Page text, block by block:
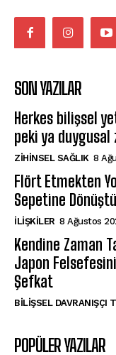
SON YAZILAR
Herkes bilişsel
peki ya duygusal
ZIHINSEL SAĞLIK 8
Flört Etmekten
Sepetine
İLIŞKILER 8 Ağustos
Kendine Zaman
Japon
Şefkat
BILIŞSEL DAVRANIŞÇI
POPÜLER YAZILAR